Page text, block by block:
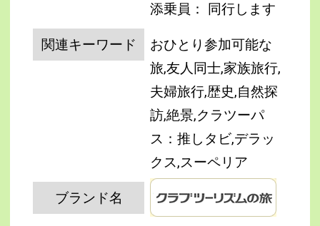
添乗員： 同行します
関連キーワード
おひとり参加可能な
旅,友人同士,家族旅行,
夫婦旅行,歴史,自然探
訪,絶景,クラツーパ
ス：推しタビ,デラッ
クス,スーペリア
ブランド名